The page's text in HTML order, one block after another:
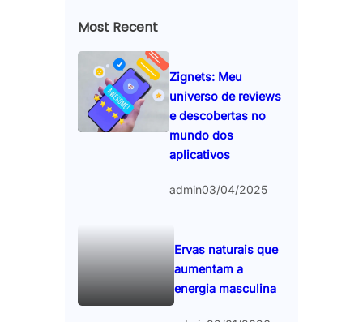
Most Recent
Zignets: Meu
universo de reviews
e descobertas no
mundo dos
aplicativos
admin03/04/2025
Ervas naturais que
aumentam a
energia masculina